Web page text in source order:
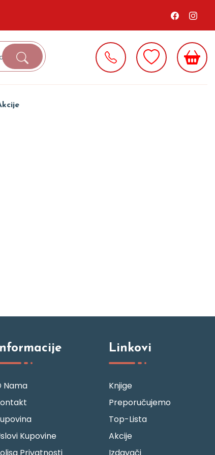
Nama
Kupovine
Linkovi
Knjige
Preporučujemo
Top-Lista
Akcije